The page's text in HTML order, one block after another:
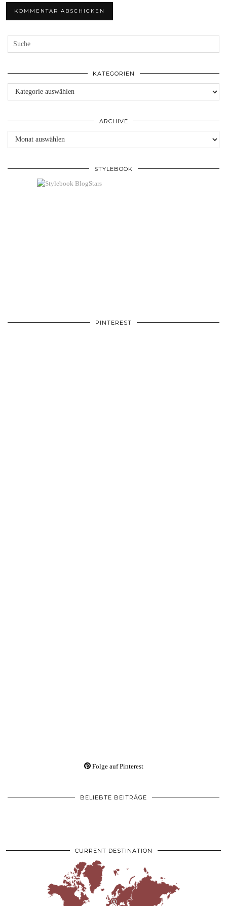
KATEGORIEN
Kategorien
ARCHIVE
Archive
STYLEBOOK
PINTEREST
Folge auf Pinterest
BELIEBTE BEITRÄGE
CURRENT DESTINATION